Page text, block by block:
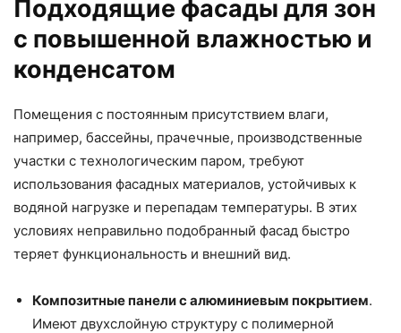
Подходящие фасады для зон
с повышенной влажностью и
конденсатом
Помещения с постоянным присутствием влаги,
например, бассейны, прачечные, производственные
участки с технологическим паром, требуют
использования фасадных материалов, устойчивых к
водяной нагрузке и перепадам температуры. В этих
условиях неправильно подобранный фасад быстро
теряет функциональность и внешний вид.
Композитные панели с алюминиевым покрытием.
Имеют двухслойную структуру с полимерной